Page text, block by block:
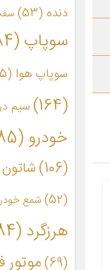
دنده (53)
سوپاپ (184)
سوپاپ هوا (55)
(164)
سیم
خودرو (185)
(106)
(52)
شمع
هرزگرد (184)
(69)